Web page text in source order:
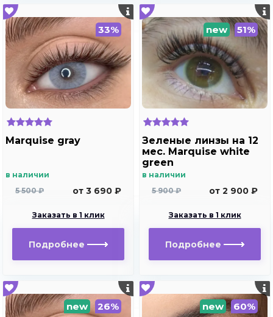
33%
Marquise gray
в наличии
5 500 ₽
от 3 690 ₽
Заказать в 1 клик
Подробнее
new 51%
Зеленые линзы на 12
мес. Marquise white
green
в наличии
5 900 ₽
от 2 900 ₽
Заказать в 1 клик
Подробнее
new 26% new 60%